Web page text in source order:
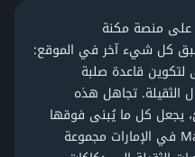
على منصة مكنة
كل شيء آخر في الموقع:
لتكوين قاعدة صلبة
الثقيلة. تجاهل هذه
يجعل كل ما يُبنى فوقها
معرضًا للخطر. يضم مخزون Makana في الإمارات مجموعة